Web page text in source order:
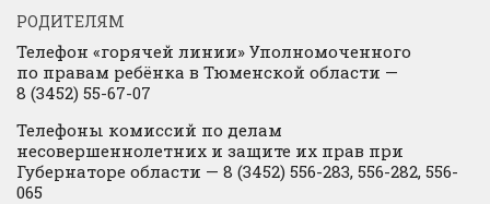
РОДИТЕЛЯМ
Телефон «горячей линии» Уполномоченного
по правам ребёнка в Тюменской области —
8 (3452) 55-67-07
Телефоны комиссий по делам
несовершеннолетних и защите их прав при
Губернаторе области — 8 (3452) 556-283, 556-282, 556-
065